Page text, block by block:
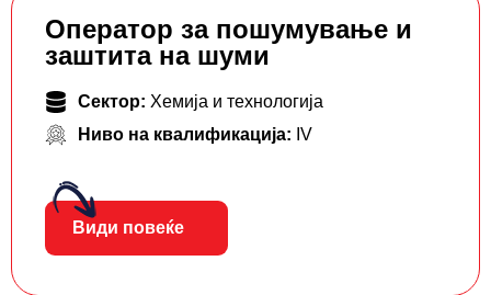
Оператор за пошумување и
заштита на шуми
Сектор: Хемија и технологија
Ниво на квалификација: IV
Види повеќе